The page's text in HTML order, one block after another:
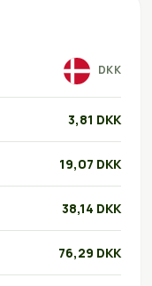
DKK
3,81 DKK
19,07 DKK
38,14 DKK
76,29 DKK